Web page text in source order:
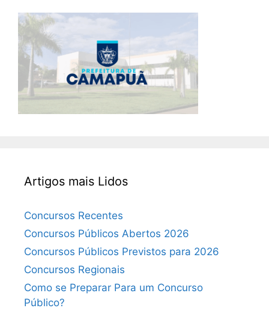
Artigos mais Lidos
Concursos Recentes
Concursos Públicos Abertos 2026
Concursos Públicos Previstos para 2026
Concursos Regionais
Como se Preparar Para um Concurso
Público?